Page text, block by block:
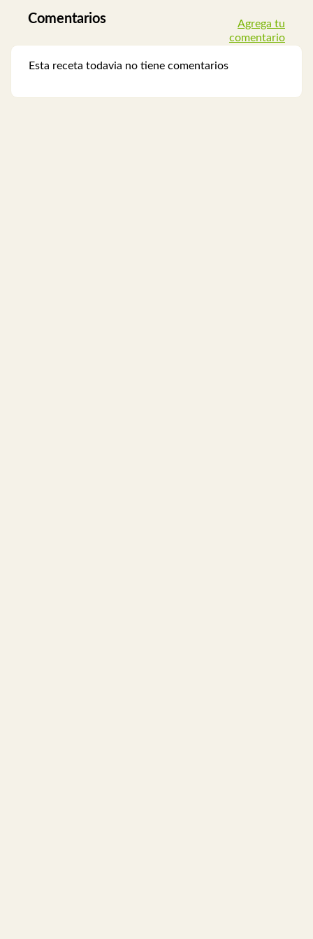
Comentarios
Agrega tu
comentario
Esta receta todavia no tiene comentarios